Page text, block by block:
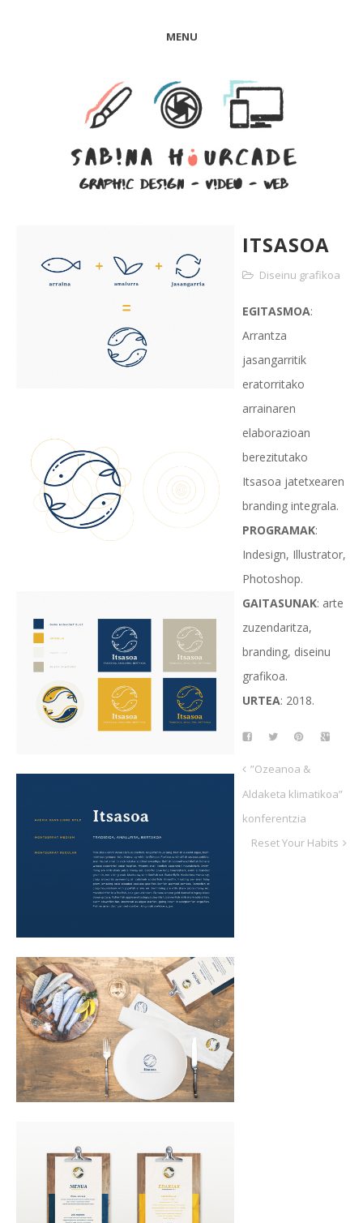
MENU
ITSASOA
Diseinu grafikoa
EGITASMOA:
Arrantza
jasangarritik
eratorritako
arrainaren
elaborazioan
berezitutako
Itsasoa jatetxearen
branding integrala.
PROGRAMAK:
Indesign, Illustrator,
Photoshop.
GAITASUNAK: arte
zuzendaritza,
branding, diseinu
grafikoa.
URTEA: 2018.
”Ozeanoa &
Aldaketa klimatikoa”
konferentzia
Reset Your Habits